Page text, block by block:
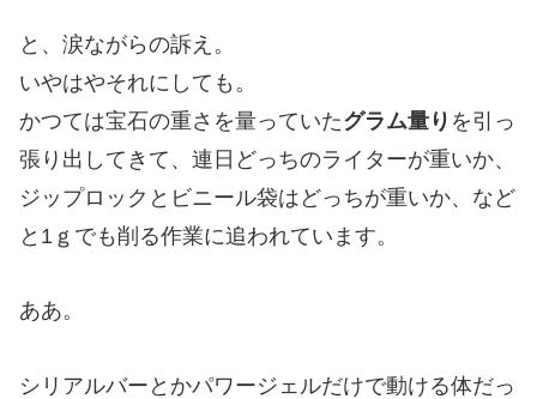
と、涙ながらの訴え。
いやはやそれにしても。
かつては宝石の重さを量っていたグラム量り を引っ
張り出してきて、連日どっちのライターが重いか、
ジップロックとビニール袋はどっちが重いか、など
と1ｇでも削る作業に追われています。
ああ。
シリアルバーとかパワージェルだけで動ける体だっ